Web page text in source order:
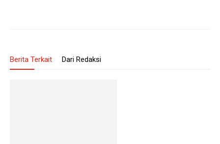
Berita Terkait Dari Redaksi